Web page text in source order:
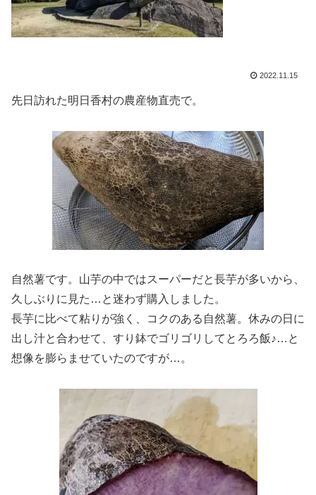
2022.11.15
先日訪れた明日香村の農産物直売で。
自然薯です。山芋の中ではスーパーだと長芋が多いから、
久しぶりに見た…と迷わず購入しました。
長芋に比べて粘りが強く、コクのある自然薯。休みの日に
出し汁と合わせて、すり鉢でゴリゴリしてとろろ飯♪…と
想像を膨らませていたのですが…。